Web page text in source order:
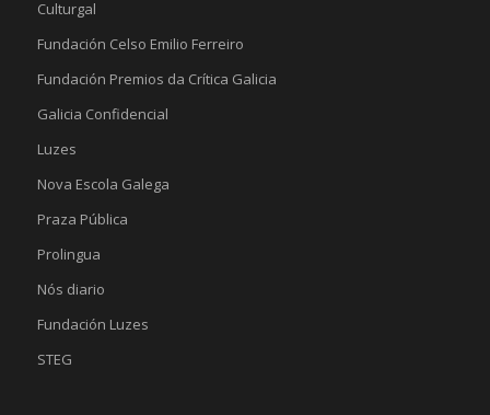
Culturgal
Fundación Celso Emilio Ferreiro
Fundación Premios da Crítica Galicia
Galicia Confidencial
Luzes
Nova Escola Galega
Praza Pública
Prolingua
Nós diario
Fundación Luzes
STEG